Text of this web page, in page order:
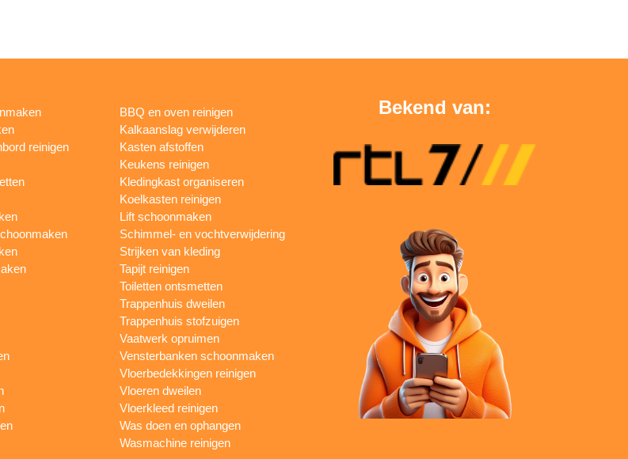
reinigen
BBQ en oven reinigen
Kalkaanslag verwijderen
Kasten afstoffen
Keukens reinigen
Kledingkast organiseren
Koelkasten reinigen
Lift schoonmaken
Schimmel- en vochtverwijdering
Strijken van kleding
Tapijt reinigen
Toiletten ontsmetten
Trappenhuis dweilen
Trappenhuis stofzuigen
Vaatwerk opruimen
Vensterbanken schoonmaken
Vloerbedekkingen reinigen
Vloeren dweilen
Vloerkleed reinigen
Was doen en ophangen
Wasmachine reinigen
Bekend van: